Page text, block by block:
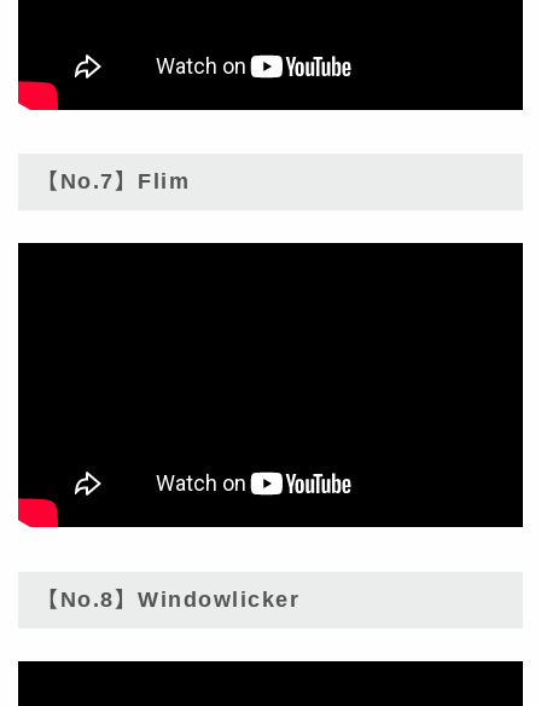
【No.7】Flim
【No.8】Windowlicker